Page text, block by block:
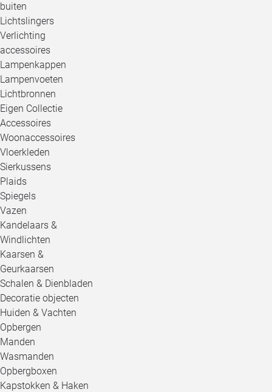
buiten
Lichtslingers
Verlichting
accessoires
Lampenkappen
Lampenvoeten
Lichtbronnen
Eigen Collectie
Accessoires
Woonaccessoires
Vloerkleden
Sierkussens
Plaids
Spiegels
Vazen
Kandelaars &
Windlichten
Kaarsen &
Geurkaarsen
Schalen & Dienbladen
Decoratie objecten
Huiden & Vachten
Opbergen
Manden
Wasmanden
Opbergboxen
Kapstokken & Haken